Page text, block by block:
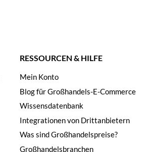
RESSOURCEN & HILFE
Mein Konto
Blog für Großhandels-E-Commerce
Wissensdatenbank
Integrationen von Drittanbietern
Was sind Großhandelspreise?
Großhandelsbranchen